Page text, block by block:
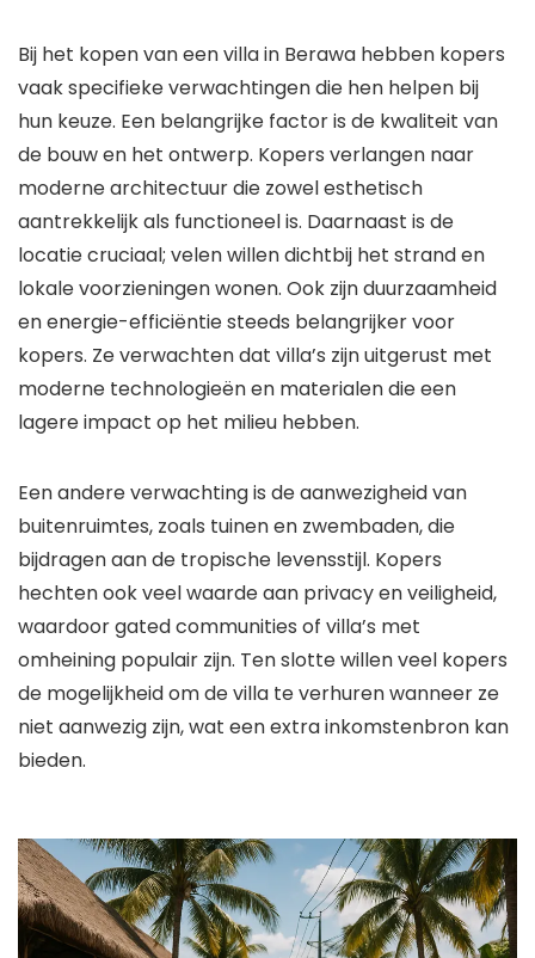
Bij het kopen van een villa in Berawa hebben kopers
vaak specifieke verwachtingen die hen helpen bij
hun keuze. Een belangrijke factor is de kwaliteit van
de bouw en het ontwerp. Kopers verlangen naar
moderne architectuur die zowel esthetisch
aantrekkelijk als functioneel is. Daarnaast is de
locatie cruciaal; velen willen dichtbij het strand en
lokale voorzieningen wonen. Ook zijn duurzaamheid
en energie-efficiëntie steeds belangrijker voor
kopers. Ze verwachten dat villa’s zijn uitgerust met
moderne technologieën en materialen die een
lagere impact op het milieu hebben.
Een andere verwachting is de aanwezigheid van
buitenruimtes, zoals tuinen en zwembaden, die
bijdragen aan de tropische levensstijl. Kopers
hechten ook veel waarde aan privacy en veiligheid,
waardoor gated communities of villa’s met
omheining populair zijn. Ten slotte willen veel kopers
de mogelijkheid om de villa te verhuren wanneer ze
niet aanwezig zijn, wat een extra inkomstenbron kan
bieden.